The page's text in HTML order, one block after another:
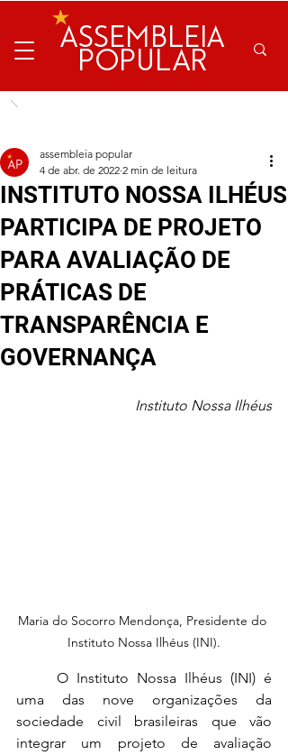
ASSEMBLEIA
POPULAR
INSTITUTO NOSSA ILHÉUS
PARTICIPA DE PROJETO
PARA AVALIAÇÃO DE
PRÁTICAS DE
TRANSPARÊNCIA E
GOVERNANÇA
assembleia popular
4 de abr. de 2022 2 min de leitura
Instituto Nossa Ilhéus
Maria do Socorro Mendonça, Presidente do
Instituto Nossa Ilhéus (INI).
uma das nove organizações da
sociedade civil brasileiras que vão
integrar um projeto de avaliação